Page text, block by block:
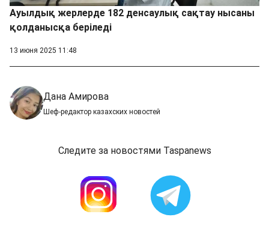
Ауылдық жерлерде 182 денсаулық сақтау нысаны
қолданысқа беріледі
13 июня 2025 11:48
Дана Амирова
Шеф-редактор казахских новостей
Следите за новостями Taspanews